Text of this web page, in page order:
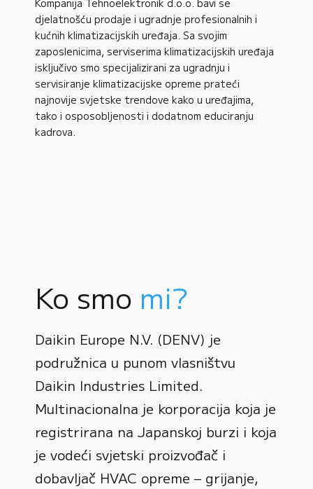
Kompanija Tehnoelektronik d.o.o. bavi se
djelatnošću prodaje i ugradnje profesionalnih i
kućnih klimatizacijskih uređaja. Sa svojim
zaposlenicima, serviserima klimatizacijskih uređaja
isključivo smo specijalizirani za ugradnju i
servisiranje klimatizacijske opreme prateći
najnovije svjetske trendove kako u uređajima,
tako i osposobljenosti i dodatnom educiranju
kadrova.
Ko smo mi?
Daikin Europe N.V. (DENV) je
podružnica u punom vlasništvu
Daikin Industries Limited.
Multinacionalna je korporacija koja je
registrirana na Japanskoj burzi i koja
je vodeći svjetski proizvođač i
dobavljač HVAC opreme – grijanje,
0